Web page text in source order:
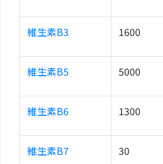
維生素B3 1600
維生素B5 5000
維生素B6 1300
維生素B7 30